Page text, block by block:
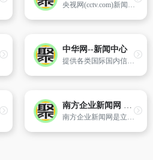
央视网(cctv.com)新闻频道是面向全球,多语种,多终端的立体化新闻信息共享平台。以视听与互动为核心,24小时不间断提供最快捷,最权威,最全面,最丰富的新闻视听与互动服务,传播中国,了解世界。
中华网--新闻中心
提供各类国际国内信息以及中华网邮件服务。
南方企业新闻网 助力企业进步，提升品牌实力！
南方企业新闻网是立足中国南方省市、辐射全国的以推动中国企业信息化发展为目标的综合性新闻网站。